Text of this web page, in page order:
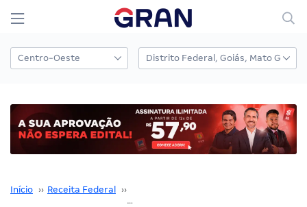
Início ›› Receita Federal ››